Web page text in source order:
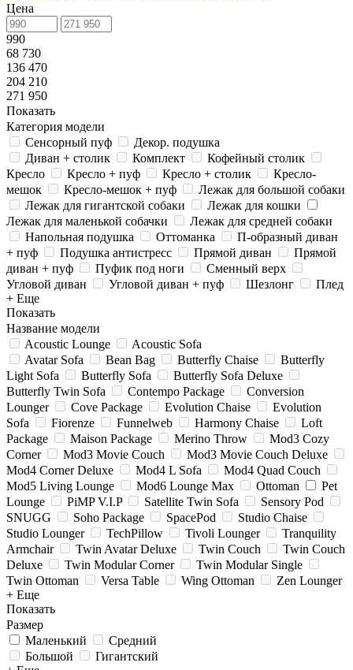
Цена
990
68 730
136 470
204 210
271 950
Показать
Категория модели
Сенсорный пуф
Декор. подушка
Диван + столик
Комплект
Кофейный столик
Кресло
Кресло + пуф Кресло + столик
Кресло-
мешок
Кресло-мешок + пуф
Лежак для большой собаки
Лежак для гигантской собаки
Лежак для кошки
Лежак для маленькой собачки
Лежак для средней собаки
Напольная подушка
Оттоманка
П-образный диван
+ пуф
Подушка антистресс Прямой диван
Прямой
диван + пуф
Пуфик под ноги
Сменный верх
Угловой диван
Угловой диван + пуф Шезлонг
Плед
+ Еще
Показать
Название модели
Acoustic Lounge
Acoustic Sofa
Avatar Sofa
Bean Bag Butterfly Chaise
Butterfly
Light Sofa
Butterfly Sofa
Butterfly Sofa Deluxe
Butterfly Twin Sofa
Contempo Package
Conversion
Lounger
Cove Package Evolution Chaise
Evolution
Sofa
Fiorenze Funnelweb Harmony Chaise
Loft
Package
Maison Package Merino Throw
Mod3 Cozy
Corner
Mod3 Movie Couch
Mod3 Movie Couch Deluxe
Mod4 Corner Deluxe
Mod4 L Sofa
Mod4 Quad Couch
Mod5 Living Lounge
Mod6 Lounge Max Ottoman
Pet
Lounge
PiMP V.I.P Satellite Twin Sofa
Sensory Pod
SNUGG
Soho Package SpacePod
Studio Chaise
Studio Lounger
TechPillow Tivoli Lounger
Tranquility
Armchair
Twin Avatar Deluxe Twin Couch
Twin Couch
Deluxe
Twin Modular Corner
Twin Modular Single
Twin Ottoman
Versa Table Wing Ottoman
Zen Lounger
+ Еще
Показать
Размер
Маленький
Средний
Большой
Гигантский